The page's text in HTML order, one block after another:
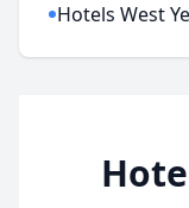
Hotels West